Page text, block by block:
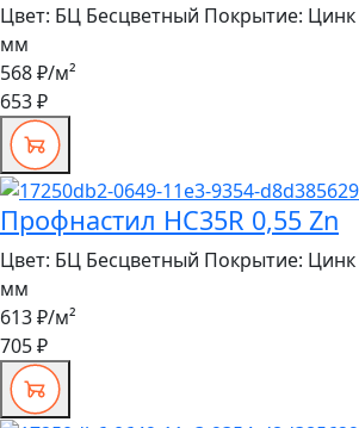
Цвет: БЦ Бесцветный Покрытие: Цинк
мм
568 ₽/м²
653 ₽
Профнастил HC35R 0,55 Zn
Цвет: БЦ Бесцветный Покрытие: Цинк
мм
613 ₽/м²
705 ₽